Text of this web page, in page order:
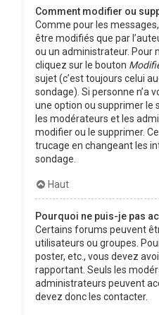
Comment modifier ou
Comme pour les
être modifiés que par
ou un administrateur. Pour
cliquez sur le bouton
sujet (c’est toujours celui
sondage). Si personne n’a
une option ou supprimer le
les modérateurs et les
modifier ou le supprimer.
trucage en changeant les
sondage.
Haut
Pourquoi ne puis-je pas
Certains forums peuvent
utilisateurs ou groupes.
poster, etc., vous devez
rapportant. Seuls les
administrateurs peuvent
devez donc les contacter.